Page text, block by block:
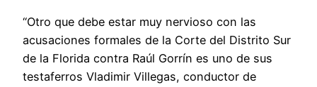
“Otro que debe estar muy nervioso con las
acusaciones formales de la Corte del Distrito Sur
de la Florida contra Raúl Gorrín es uno de sus
testaferros Vladimir Villegas, conductor de